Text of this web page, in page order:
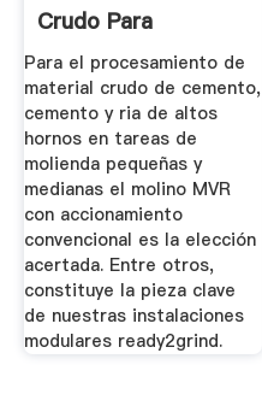
Crudo Para
Rendimientos ...
Para el procesamiento de
material crudo de cemento,
cemento y ria de altos
hornos en tareas de
molienda pequeñas y
medianas el molino MVR
con accionamiento
convencional es la elección
acertada. Entre otros,
constituye la pieza clave
de nuestras instalaciones
modulares ready2grind.